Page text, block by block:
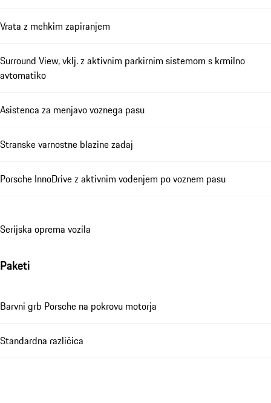
Vrata z mehkim zapiranjem
Surround View, vklj. z aktivnim parkirnim sistemom s krmilno
avtomatiko
Asistenca za menjavo voznega pasu
Stranske varnostne blazine zadaj
Porsche InnoDrive z aktivnim vodenjem po voznem pasu
Serijska oprema vozila
Paketi
Barvni grb Porsche na pokrovu motorja
Standardna različica